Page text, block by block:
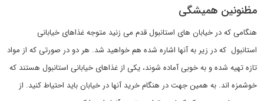
مظنونین همیشگی
هنگامی که در خیابان های استانبول قدم می زنید متوجه غذاهای خیابانی
استانبول که در زیر به آنها اشاره شده هم خواهید شد. هر دو در صورتی که از مواد
تازه تهیه شده و به خوبی آماده شوند، یکی از غذاهای خیابانی استانبول هستند که
خوشمزه اند. به همین جهت در هنگام خرید آنها در خیابان باید احتیاط کنید. از